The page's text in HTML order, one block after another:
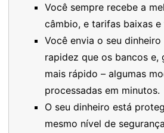
Você sempre recebe a
câmbio, e tarifas baixas e
Você envia o seu dinheiro
rapidez que os bancos e,
mais rápido – algumas
processadas em minutos.
O seu dinheiro está
mesmo nível de